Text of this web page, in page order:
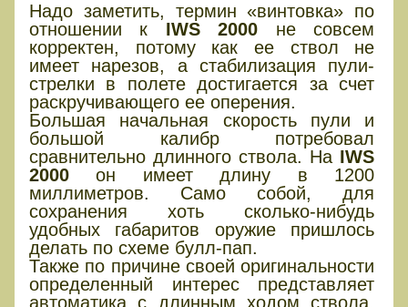
Надо заметить, термин «винтовка» по
отношении к IWS 2000 не совсем
корректен, потому как ее ствол не
имеет нарезов, а стабилизация пули-
стрелки в полете достигается за счет
раскручивающего ее оперения.
Большая начальная скорость пули и
большой калибр потребовал
сравнительно длинного ствола. На IWS
2000 он имеет длину в 1200
миллиметров. Само собой, для
сохранения хоть сколько-нибудь
удобных габаритов оружие пришлось
делать по схеме булл-пап.
Также по причине своей оригинальности
определенный интерес представляет
автоматика с длинным ходом ствола.